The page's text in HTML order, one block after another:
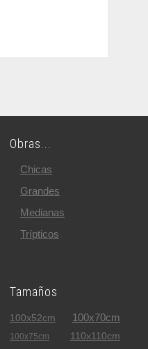
Obras...
Chicas
Grandes
Medianas
Trípticos
Tamaños
100x52cm 100x70cm
100x75cm 110x110cm